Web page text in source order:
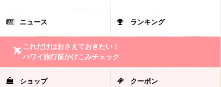
ニュース ランキング
これだけはおさえておきたい！
ハワイ旅行前かけこみチェック
ショップ クーポン